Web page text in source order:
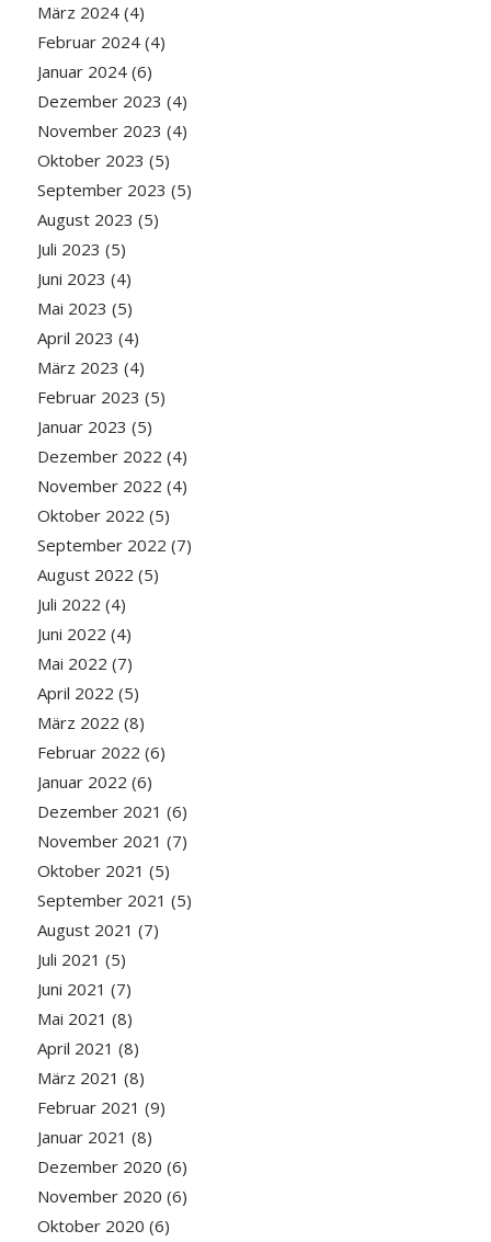
März 2024(4)
Februar 2024(4)
Januar 2024(6)
Dezember 2023 (4)
November 2023 (4)
Oktober 2023 (5)
September 2023 (5)
August 2023 (5)
Juli 2023 (5)
Juni 2023 (4)
Mai 2023 (5)
April 2023 (4)
März 2023 (4)
Februar 2023 (5)
Januar 2023 (5)
Dezember 2022 (4)
November 2022 (4)
Oktober 2022 (5)
September 2022 (7)
August 2022 (5)
Juli 2022 (4)
Juni 2022 (4)
Mai 2022 (7)
April 2022 (5)
März 2022 (8)
Februar 2022 (6)
Januar 2022 (6)
Dezember 2021 (6)
November 2021 (7)
Oktober 2021 (5)
September 2021 (5)
August 2021 (7)
Juli 2021 (5)
Juni 2021 (7)
Mai 2021 (8)
April 2021 (8)
März 2021 (8)
Februar 2021 (9)
Januar 2021 (8)
Dezember 2020 (6)
November 2020 (6)
Oktober 2020 (6)